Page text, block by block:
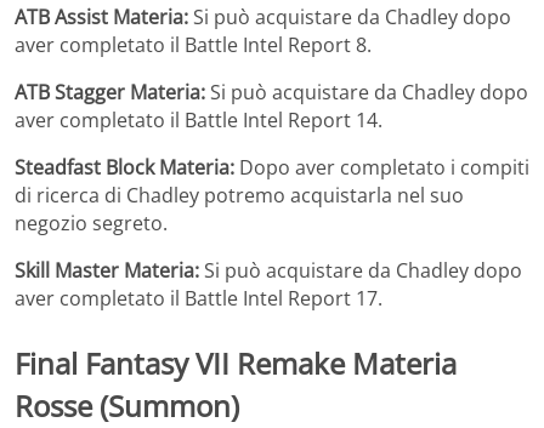
ATB Assist Materia:Si può acquistare da Chadley dopo
aver completato il Battle Intel Report 8.
ATB Stagger Materia:Si può acquistare da Chadley dopo
aver completato il Battle Intel Report 14.
Steadfast Block Materia: Dopo aver completato i compiti
di ricerca di Chadley potremo acquistarla nel suo
negozio segreto.
Skill Master Materia:Si può acquistare da Chadley dopo
aver completato il Battle Intel Report 17.
Final Fantasy VII Remake Materia
Rosse (Summon)